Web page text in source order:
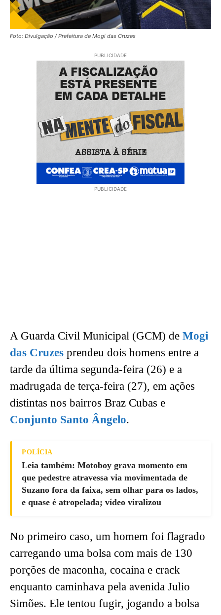
Foto: Divulgação / Prefeitura de Mogi das Cruzes
PUBLICIDADE
PUBLICIDADE
A Guarda Civil Municipal (GCM) de Mogi
das Cruzes prendeu dois homens entre a
tarde da última segunda-feira (26) e a
madrugada de terça-feira (27), em ações
distintas nos bairros Braz Cubas e
Conjunto Santo Ângelo.
POLÍCIA
Leia também: Motoboy grava momento em
que pedestre atravessa via movimentada de
Suzano fora da faixa, sem olhar para os lados,
e quase é atropelada; vídeo viralizou
No primeiro caso, um homem foi flagrado
carregando uma bolsa com mais de 130
porções de maconha, cocaína e crack
enquanto caminhava pela avenida Julio
Simões. Ele tentou fugir, jogando a bolsa